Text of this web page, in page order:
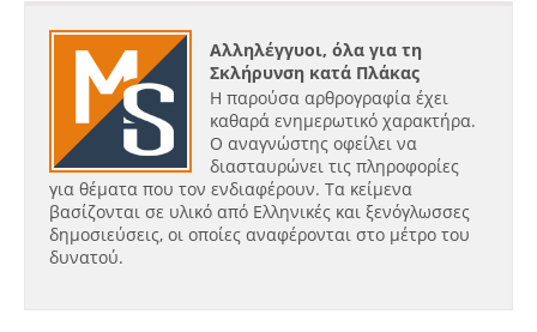
Αλληλέγγυοι, όλα για τη
Σκλήρυνση κατά Πλάκας
Η παρούσα αρθρογραφία έχει
καθαρά ενημερωτικό χαρακτήρα.
Ο αναγνώστης οφείλει να
διασταυρώνει τις πληροφορίες
για θέματα που τον ενδιαφέρουν. Τα κείμενα
βασίζονται σε υλικό από Ελληνικές και ξενόγλωσσες
δημοσιεύσεις, οι οποίες αναφέρονται στο μέτρο του
δυνατού.